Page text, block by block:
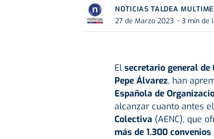
NOTICIAS TALDEA
27 de Marzo 2023
3 min de
El secretario general de
Pepe Álvarez, han
Española de
alcanzar cuanto antes el
Colectiva (AENC), que
más de 1.300